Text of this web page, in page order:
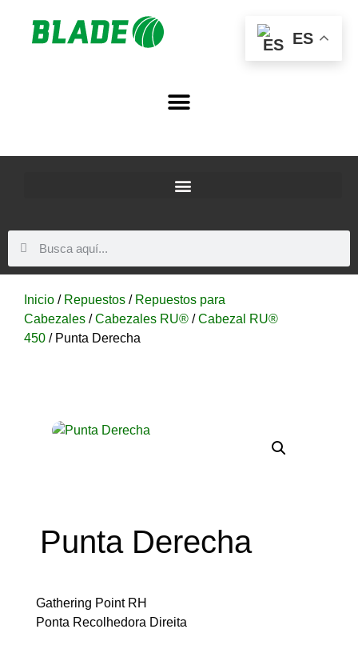
Inicio / Repuestos / Repuestos para
Cabezales /Cabezales RU® /Cabezal RU®
450 / Punta Derecha
Punta Derecha
Gathering Point RH
Ponta Recolhedora Direita
ES